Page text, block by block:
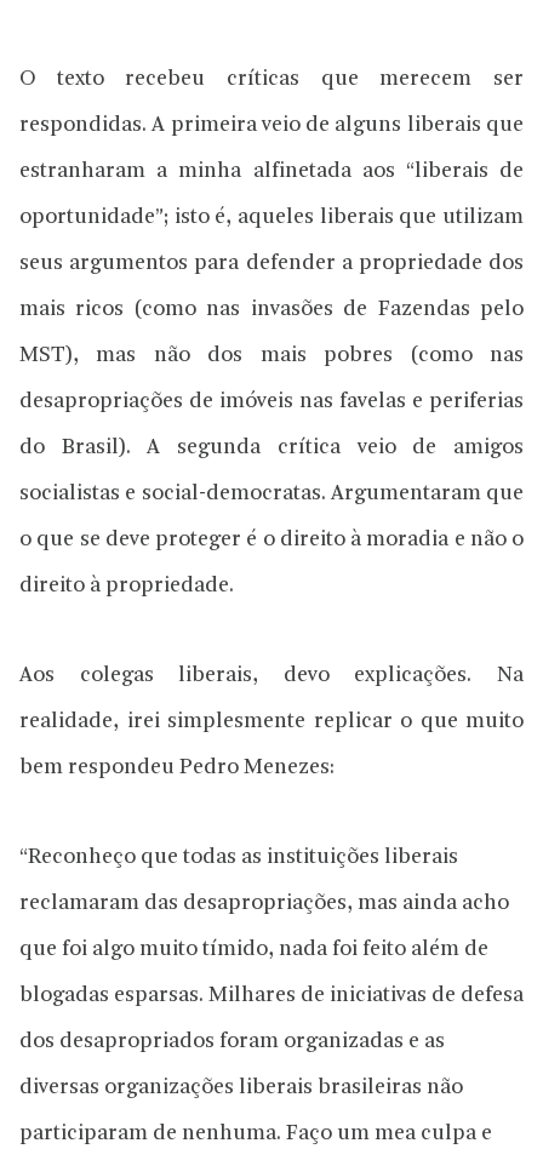
O texto recebeu críticas que merecem ser
respondidas. A primeira veio de alguns liberais que
estranharam a minha alfinetada aos “liberais de
oportunidade”; isto é, aqueles liberais que utilizam
seus argumentos para defender a propriedade dos
mais ricos (como nas invasões de Fazendas pelo
MST), mas não dos mais pobres (como nas
desapropriações de imóveis nas favelas e periferias
do Brasil). A segunda crítica veio de amigos
socialistas e social-democratas. Argumentaram que
o que se deve proteger é o direito à moradia e não o
direito à propriedade.
Aos colegas liberais, devo explicações. Na
realidade, irei simplesmente replicar o que muito
bem respondeu Pedro Menezes:
“Reconheço que todas as instituições liberais
reclamaram das desapropriações, mas ainda acho
que foi algo muito tímido, nada foi feito além de
blogadas esparsas. Milhares de iniciativas de defesa
dos desapropriados foram organizadas e as
diversas organizações liberais brasileiras não
participaram de nenhuma. Faço um mea culpa e